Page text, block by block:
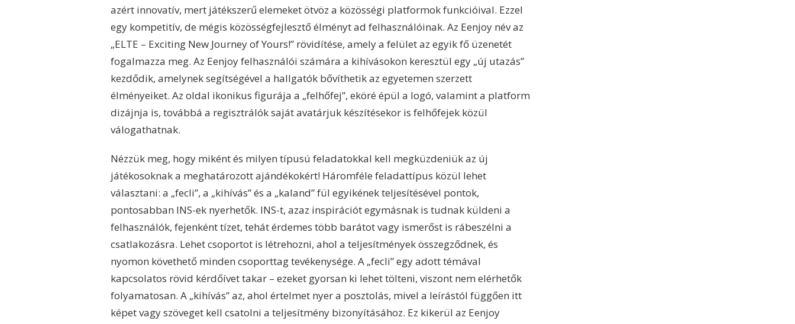
azért innovatív, mert játékszerű elemeket ötvöz a közösségi platformok funkcióival. Ezzel
egy kompetitív, de mégis közösségfejlesztő élményt ad felhasználóinak. Az Eenjoy név az
„ELTE – Exciting New Journey of Yours!” rövidítése, amely a felület az egyik fő üzenetét
fogalmazza meg. Az Eenjoy felhasználói számára a kihívásokon keresztül egy „új utazás”
kezdődik, amelynek segítségével a hallgatók bővíthetik az egyetemen szerzett
élményeiket. Az oldal ikonikus figurája a „felhőfej”, eköré épül a logó, valamint a platform
dizájnja is, továbbá a regisztrálók saját avatárjuk készítésekor is felhőfejek közül
válogathatnak.
Nézzük meg, hogy miként és milyen típusú feladatokkal kell megküzdeniük az új
játékosoknak a meghatározott ajándékokért! Háromféle feladattípus közül lehet
választani: a „fecli”, a „kihívás” és a „kaland” fül egyikének teljesítésével pontok,
pontosabban INS-ek nyerhetők. INS-t, azaz inspirációt egymásnak is tudnak küldeni a
felhasználók, fejenként tízet, tehát érdemes több barátot vagy ismerőst is rábeszélni a
csatlakozásra. Lehet csoportot is létrehozni, ahol a teljesítmények összegződnek, és
nyomon követhető minden csoporttag tevékenysége. A „fecli” egy adott témával
kapcsolatos rövid kérdőívet takar – ezeket gyorsan ki lehet tölteni, viszont nem elérhetők
folyamatosan. A „kihívás” az, ahol értelmet nyer a posztolás, mivel a leírástól függően itt
képet vagy szöveget kell csatolni a teljesítmény bizonyításához. Ez kikerül az Eenjoy